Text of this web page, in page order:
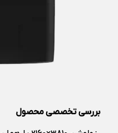
بررسی تخصصی محصول